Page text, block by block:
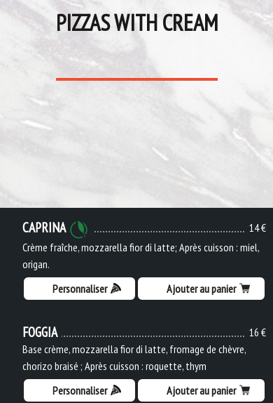
PIZZAS WITH CREAM
14 €
CAPRINA
Crème fraîche, mozzarella fior di latte; Après cuisson : miel,
origan.
Personnaliser
Ajouter au panier
16 €
FOGGIA
Base crème, mozzarella fior di latte, fromage de chèvre,
chorizo braisé ; Après cuisson : roquette, thym
Personnaliser
Ajouter au panier